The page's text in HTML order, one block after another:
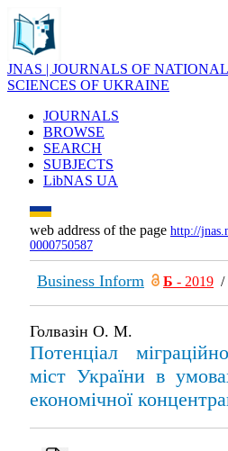
JNAS | JOURNALS OF
SCIENCES OF UKRAINE
JOURNALS
BROWSE
SEARCH
SUBJECTS
LibNAS UA
web address of the page http://
0000750587
Business Inform Б - 2019
Голвазін О. М.
Потенціал
міст України в
економічної